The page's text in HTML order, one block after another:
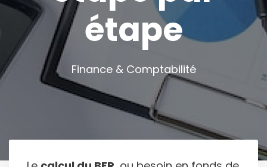
étape
Finance & Comptabilité